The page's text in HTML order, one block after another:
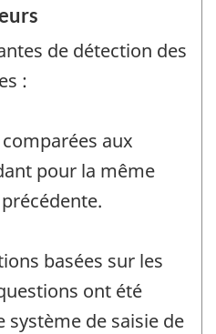
de détection des
:
aux
pour la même
basées sur les
ont été
système de saisie de